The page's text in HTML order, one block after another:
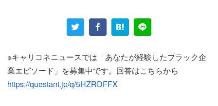
のではなく、もともと基本給だった金額を基本給と固定残
業代に項目を振り分けただけ。当時勤続15年なのに入社当
時よりも基本給が下がるという不思議な現象が起こった
※キャリコネニュースでは「あなたが経験したブラック企
業エピソード」を募集中です。回答はこちらから
https://questant.jp/q/5HZRDFFX